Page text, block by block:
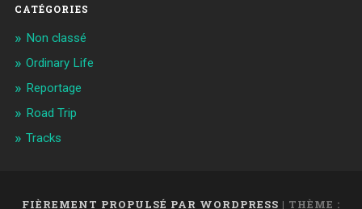
CATÉGORIES
Non classé
Ordinary Life
Reportage
Road Trip
Tracks
FIÈREMENT PROPULSÉ PAR WORDPRESS | THÈME :